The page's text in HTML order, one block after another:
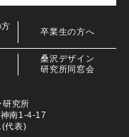
卒業生の方へ
桑沢デザイン
研究所同窓会
研究所
南1-4-17
代表)